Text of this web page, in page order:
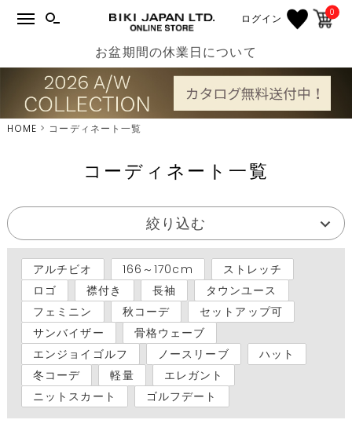
ログイン 0
お盆期間の休業日について
HOME コーディネート一覧
コーディネート一覧
絞り込む
アルチビオ 166～170cm
ストレッチ
ロゴ
襟付き 長袖
タウンユース
フェミニン
秋コーデ
セットアップ可
サンバイザー
骨格ウェーブ
エンジョイゴルフ
ノースリーブ
ハット
冬コーデ
軽量
エレガント
ニットスカート
ゴルフデート